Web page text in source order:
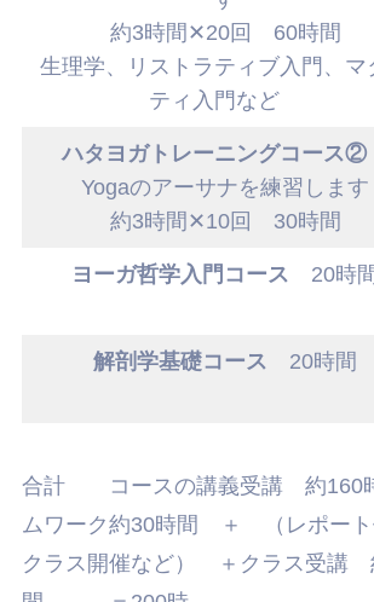
約3時間✕20回 60時間
生理学、リストラティブ入門、マ
ティ入門など
ハタヨガトレーニングコース
Yogaのアーサナを練習します
約3時間✕10回 30時間
ヨーガ哲学入門コース 20時
解剖学基礎コース 20時間
合計 コースの講義受講 約
ムワーク約30時間 ＋ （レポート
クラス開催など） ＋クラス受講